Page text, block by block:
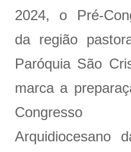
2024, o Pré-
da região
Paróquia São
marca a
Arquidiocesano